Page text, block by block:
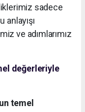
sadece
ve adımlarımız
değerleriyle
temel